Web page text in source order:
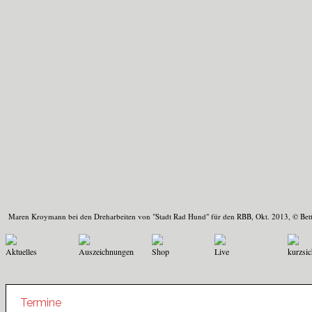
Maren Kroymann bei den Dreharbeiten von "Stadt Rad Hund" für den RBB, Okt. 2013, ©
Aktuelles Auszeichnungen Shop Live
Termine